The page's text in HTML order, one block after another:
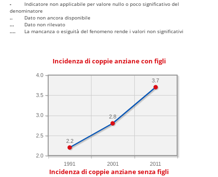
-
Indicatore non applicabile per valore nullo o poco significativo del
denominatore
..
Dato non ancora disponibile
...
Dato non rilevato
....
La mancanza o esiguità del fenomeno rende i valori non significativi
Incidenza di coppie anziane con figli
1991 2001 2011
2.0
2.5
3.0
3.5
4.0
3.7
2.8
2.2
Incidenza di coppie anziane senza figli